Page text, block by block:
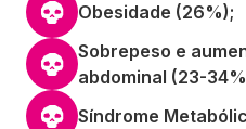
Obesidade (26%);
Sobrepeso e
abdominal (23-
Síndrome